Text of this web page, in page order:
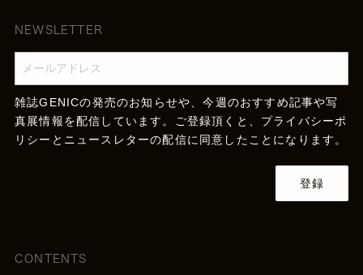
NEWSLETTER
雑誌GENICの発売のお知らせや、今週のおすすめ記事や写
真展情報を配信しています。ご登録頂くと、 プライバシーポ
リシー とニュースレターの配信に同意したことになります。
登録
CONTENTS